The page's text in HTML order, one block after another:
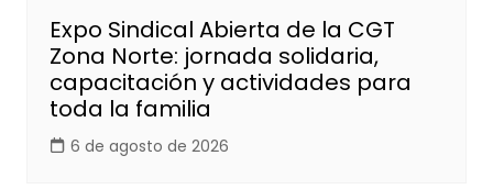
Expo Sindical Abierta de la CGT
Zona Norte: jornada solidaria,
capacitación y actividades para
toda la familia
6 de agosto de 2026